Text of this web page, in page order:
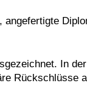
In
Rückschlüsse